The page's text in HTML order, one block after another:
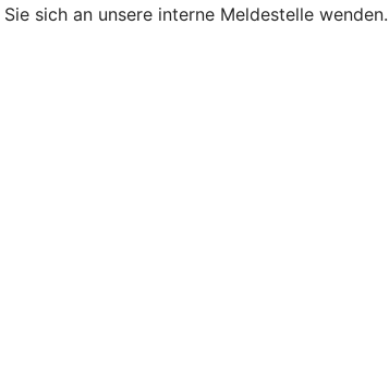
sich an unsere interne Meldestelle